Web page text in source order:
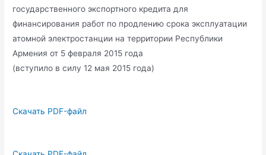
государственного экспортного кредита для
финансирования работ по продлению срока эксплуатации
атомной электростанции на территории Республики
Армения от 5 февраля 2015 года
(вступило в силу 12 мая 2015 года)
Скачать PDF-файл